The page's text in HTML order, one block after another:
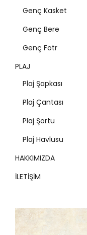
Genç Kasket
Genç Bere
Genç Fötr
PLAJ
Plaj Şapkası
Plaj Çantası
Plaj Şortu
Plaj Havlusu
HAKKIMIZDA
İLETİŞİM